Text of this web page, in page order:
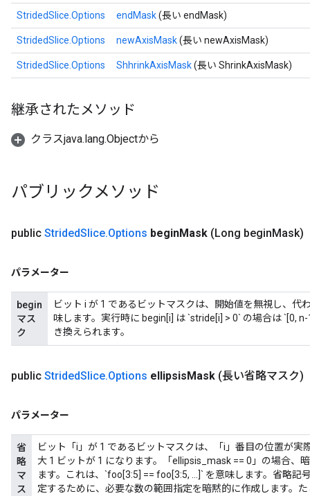
StridedSlice.Options endMask(長い endMask)
StridedSlice.Options newAxisMask(長い newAxisMask)
StridedSlice.Options ShhrinkAxisMask(長い ShrinkAxisMask)
継承されたメソッド
クラスjava.lang.Objectから
パブリックメソッド
public StridedSlice.Options beginMask (Long beginMask)
パラメーター
begin
マス
ク
ビット i が 1 であるビットマスクは、開始値を無視し、代
味します。実行時に begin[i] は `stride[i] > 0` の場合は `[0,
き換えられます。
public StridedSlice.Options ellipsisMask (長い省略マスク)
パラメーター
省
略
マ
ス
ビット「i」が 1 であるビットマスクは、「i」番目の位置が
大 1 ビットが 1 になります。「ellipsis_mask == 0」の場合、
ます。これは、`foo[3:5] == foo[3:5, ...]` を意味します。省略記
定するために、必要な数の範囲指定を暗黙的に作成します。